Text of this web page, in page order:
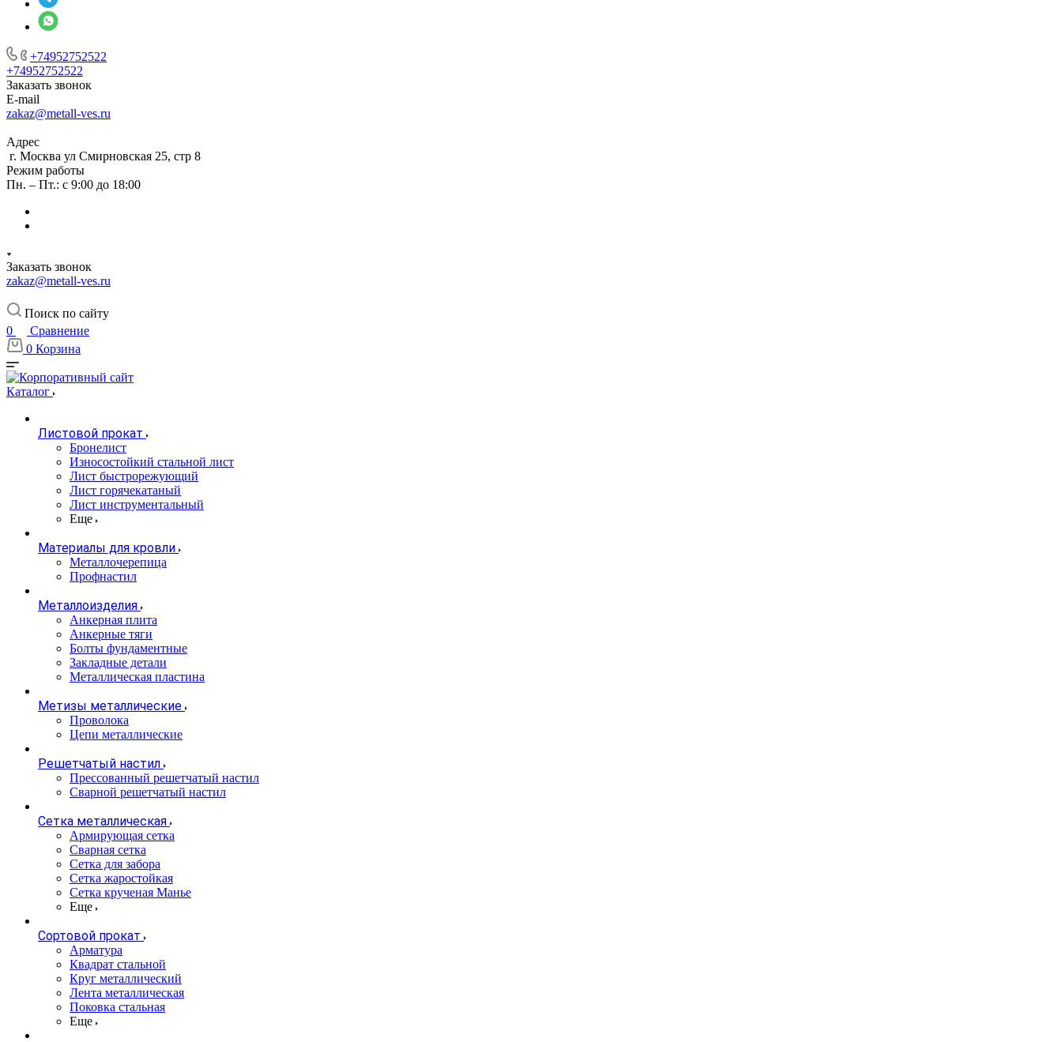
+74952752522
+74952752522
Заказать звонок
E-mail
zakaz@metall-ves.ru
Адрес
г. Москва ул Смирновская 25, стр 8
Режим работы
Пн. – Пт.: с 9:00 до 18:00
Заказать звонок
zakaz@metall-ves.ru
Поиск по сайту
0
Сравнение
0 Корзина
Каталог
Листовой прокат
Бронелист
Износостойкий стальной лист
Лист быстрорежующий
Лист горячекатаный
Лист инструментальный
Еще
Материалы для кровли
Металлочерепица
Профнастил
Металлоизделия
Анкерная плита
Анкерные тяги
Болты фундаментные
Закладные детали
Металлическая пластина
Метизы металлические
Проволока
Цепи металлические
Решетчатый настил
Прессованный решетчатый настил
Сварной решетчатый настил
Сетка металлическая
Армирующая сетка
Сварная сетка
Сетка для забора
Сетка жаростойкая
Сетка крученая Манье
Еще
Сортовой прокат
Арматура
Квадрат стальной
Круг металлический
Лента металлическая
Поковка стальная
Еще